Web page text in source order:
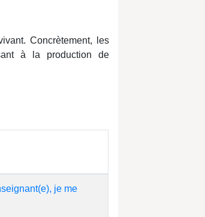
Concrètement, les
à la production de
je me